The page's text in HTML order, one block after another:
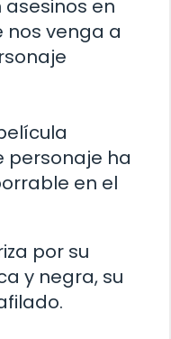
en
nos venga a
personaje ha
en el
por su
y negra, su